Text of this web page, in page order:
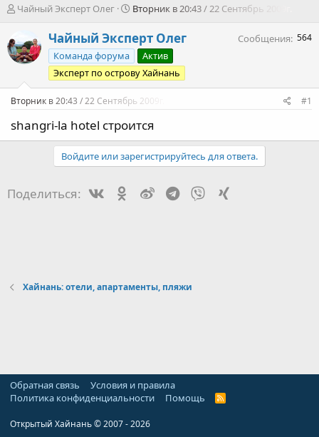
А
о
р
е
м
Чайный Эксперт Олег
Д
т
а
а
ч
а
а
Вторник в 20:43 / 22 Сентябрь 2009г.
Чайный Эксперт Олег
Команда форума
Актив
Эксперт по острову Хайнань
Сообщения 564
Вторник в 20:43 / 22 Сентябрь 2009г. #1
shangri-la hotel строится
Войдите или зарегистрируйтесь для ответа.
Поделиться: Vk Ok WeiboTelegram
Viber
Хайнань: отели, апартаменты, пляжи
Обратная связь
Условия и правила
Политика конфиденциальности
Помощь
R
Открытый Хайнань © 2007 - 2026